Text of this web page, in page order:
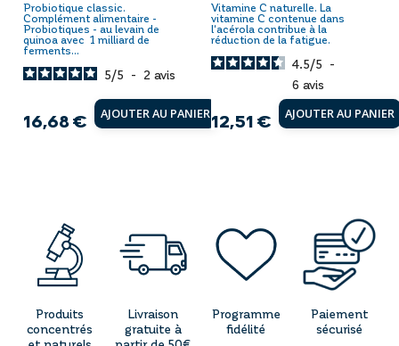
Probiotique classic.
Complément alimentaire -
Probiotiques - au levain de
quinoa avec 1 milliard de
ferments...
Prix
16,68 € AJOUTER AU PANIER
5/5 - 2 avis
Vitamine C naturelle. La
vitamine C contenue dans
l'acérola contribue à la
réduction de la fatigue.
Prix
12,51 € AJOUTER AU PANIER
4.5/5 -
6 avis
Produits
concentrés
Livraison
gratuite à
Programme
fidélité
Paiement
sécurisé